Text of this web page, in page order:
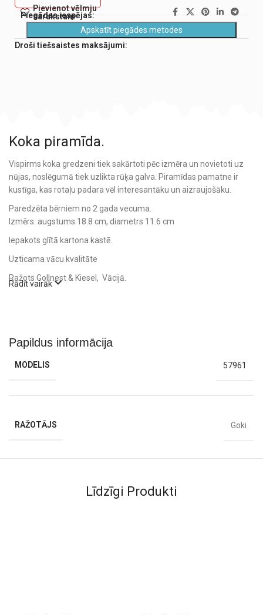
Pievienot vēlmju
sarakstam
Piegādes iespējas:
Apskatīt piegādes metodes
Droši tiešsaistes maksājumi:
Koka piramīda.
Vispirms koka gredzeni tiek sakārtoti pēc izmēra un novietoti uz
nūjas, noslēgumā tiek uzlikta rūķa galva. Piramīdas pamatne ir
kustīga, kas rotaļu padara vēl interesantāku un aizraujošāku.
Paredzēta bērniem no 2 gada vecuma.
Izmērs: augstums 18.8 cm, diametrs 11.6 cm
Iepakots glītā kartona kastē.
Uzticama vācu kvalitāte
Ražots Gollnest & Kiesel, Vācijā.
Rādīt vairāk
Papildus informācija
MODELIS 57961
RAŽOTĀJS Goki
Līdzīgi Produkti